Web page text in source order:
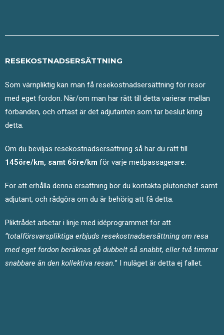
RESEKOSTNADSERSÄTTNING
Som värnpliktig kan man få resekostnadsersättning för resor
med eget fordon. När/om man har rätt till detta varierar mellan
förbanden, och oftast är det adjutanten som tar beslut kring
detta.
Om du beviljas resekostnadsersättning så har du rätt till
145öre/km, samt 6öre/km för varje medpassagerare.
För att erhålla denna ersättning bör du kontakta plutonchef samt
adjutant, och rådgöra om du är behörig att få detta.
Pliktrådet arbetar i linje med idéprogrammet för att
“totalförsvarspliktiga erbjuds resekostnadsersättning om resa
med eget fordon beräknas gå dubbelt så snabbt, eller två timmar
snabbare än den kollektiva resan.” I nuläget är detta ej fallet.